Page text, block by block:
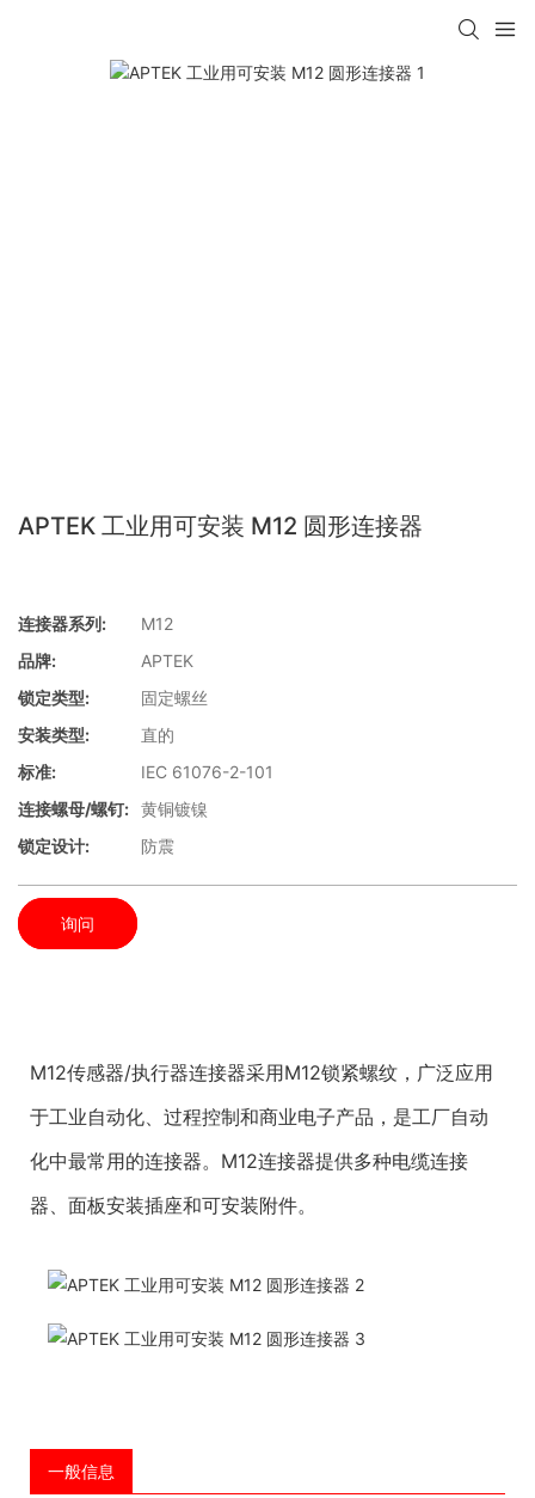
APTEK 工业用可安装 M12 圆形连接器
连接器系列:
M12
品牌:
APTEK
锁定类型:
固定螺丝
安装类型:
直的
标准:
IEC 61076-2-101
连接螺母/螺钉: 黄铜镀镍
锁定设计:
防震
询问
M12传感器/执行器连接器采用M12锁紧螺纹，广泛应用
于工业自动化、过程控制和商业电子产品，是工厂自动
化中最常用的连接器。M12连接器提供多种电缆连接
器、面板安装插座和可安装附件。
一般信息